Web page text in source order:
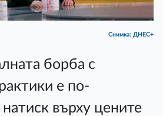
Снимка: ДНЕС+
борба с
е по-
върху цените